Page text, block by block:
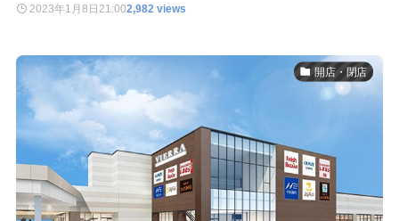
2023年1月8日 21:002,982 views
開店・閉店